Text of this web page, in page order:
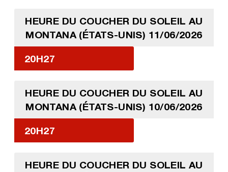
HEURE DU COUCHER DU SOLEIL AU
MONTANA (ÉTATS-UNIS) 11/06/2026
20H27
HEURE DU COUCHER DU SOLEIL AU
MONTANA (ÉTATS-UNIS) 10/06/2026
20H27
HEURE DU COUCHER DU SOLEIL AU